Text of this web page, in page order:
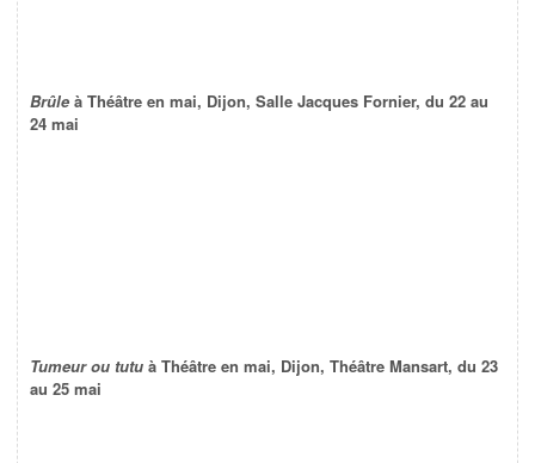
Brûle à Théâtre en mai, Dijon, Salle Jacques Fornier, du 22 au
24 mai
Tumeur ou tutu à Théâtre en mai, Dijon, Théâtre Mansart, du 23
au 25 mai